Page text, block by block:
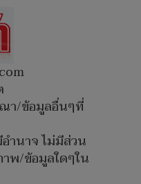
า/ข้อมูลอื่นๆที่
ำนาจ ไม่มีส่วน
าพ/ข้อมูลใดๆใน